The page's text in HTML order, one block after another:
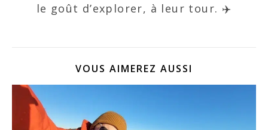
le goût d’explorer, à leur tour. ✈️
VOUS AIMEREZ AUSSI